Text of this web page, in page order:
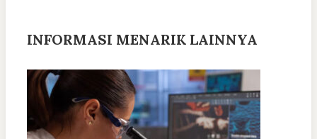
INFORMASI MENARIK LAINNYA